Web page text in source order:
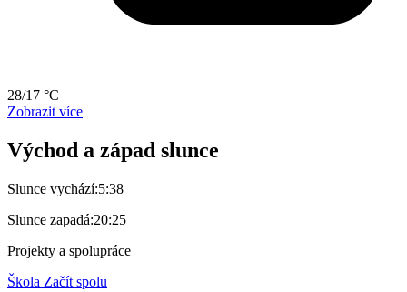
28/17 °C
Zobrazit více
Východ a západ slunce
Slunce vychází:5:38
Slunce zapadá:20:25
Projekty a spolupráce
Škola Začít spolu